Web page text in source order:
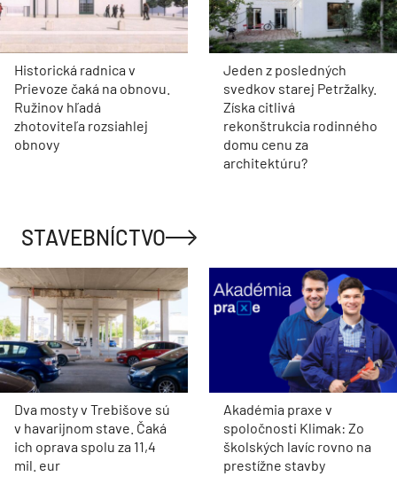
Historická radnica v
Prievoze čaká na obnovu.
Ružinov hľadá
zhotoviteľa rozsiahlej
obnovy
Jeden z posledných
svedkov starej Petržalky.
Získa citlivá
rekonštrukcia rodinného
domu cenu za
architektúru?
STAVEBNÍCTVO
Dva mosty v Trebišove sú
v havarijnom stave. Čaká
ich oprava spolu za 11,4
mil. eur
Akadémia praxe v
spoločnosti Klimak: Zo
školských lavíc rovno na
prestížne stavby